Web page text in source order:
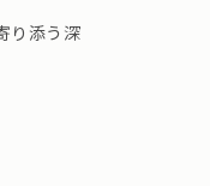
り添う深